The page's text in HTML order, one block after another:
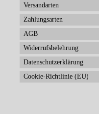
Versandarten
Zahlungsarten
AGB
Widerrufsbelehrung
Datenschutzerklärung
Cookie-Richtlinie (EU)